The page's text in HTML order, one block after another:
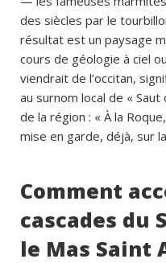
des siècles par le
résultat est un paysage
cours de géologie à ciel
viendrait de l’occitan,
au surnom local de «
de la région : « À la
mise en garde, déjà, sur
Comment
cascades du
le Mas Saint